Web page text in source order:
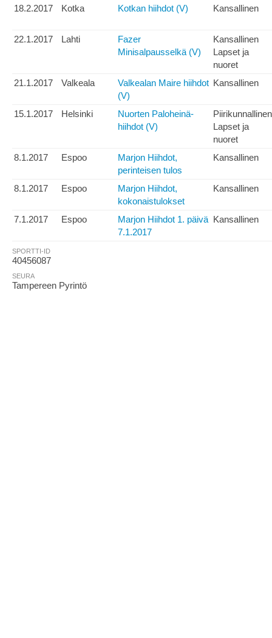
18.2.2017 Kotka Kotkan hiihdot (V) Kansallinen
22.1.2017 Lahti
Fazer
Minisalpausselkä (V)
Kansallinen
Lapset ja
nuoret
21.1.2017
Valkeala
Valkealan Maire hiihdot
(V)
Kansallinen
15.1.2017 Helsinki
Nuorten Paloheinä-
hiihdot (V)
Piirikunnallinen
Lapset ja
nuoret
8.1.2017
Espoo
Marjon Hiihdot,
perinteisen tulos
Kansallinen
8.1.2017 Espoo
Marjon Hiihdot,
kokonaistulokset
Kansallinen
7.1.2017 Espoo
Marjon Hiihdot 1. päivä
7.1.2017
Kansallinen
SPORTTI-ID
40456087
SEURA
Tampereen Pyrintö